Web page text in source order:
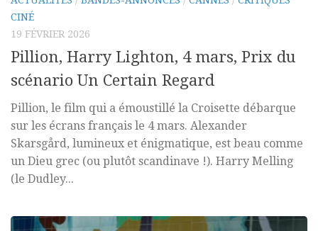
CINÉ
19 FÉVRIER 2026
Pillion, Harry Lighton, 4 mars, Prix du
scénario Un Certain Regard
Pillion, le film qui a émoustillé la Croisette débarque
sur les écrans français le 4 mars. Alexander
Skarsgård, lumineux et énigmatique, est beau comme
un Dieu grec (ou plutôt scandinave !). Harry Melling
(le Dudley...